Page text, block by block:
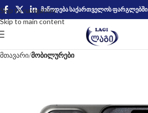
Skip to navigation
Skip to main content
მიწოდება საქართველოს ფარგლებში
მთავარი მობილურები